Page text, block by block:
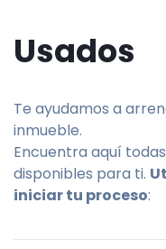
Usados
Te ayudamos a
inmueble.
Encuentra aquí
disponibles para ti.
iniciar tu proceso: